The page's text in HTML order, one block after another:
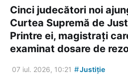
Cinci judecători noi
Curtea Supremă de
Printre ei, magistrați
examinat dosare de
07 iul. 2026, 10:21 #Justiție